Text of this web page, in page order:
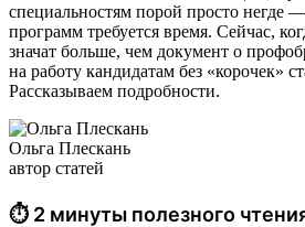
специальностям порой просто негде
программ требуется время. Сейчас,
значат больше, чем документ о
на работу кандидатам без «корочек»
Рассказываем подробности.
Ольга Плескань
автор статей
⏱ 2 минуты полезного